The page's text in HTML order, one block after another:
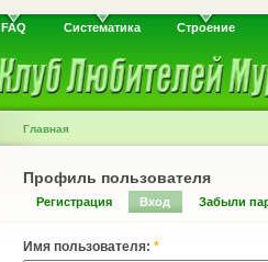
FAQ Систематика Строение
Главная
Профиль пользователя
Регистрация Вход Забыли
Имя пользователя: *